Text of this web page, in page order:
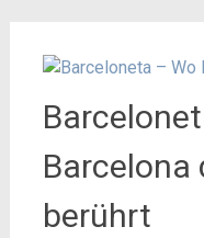
Barcelona
berührt